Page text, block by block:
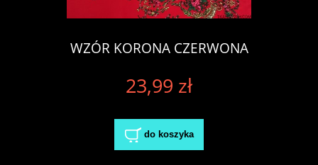
WZÓR KORONA CZERWONA
23,99 zł
do koszyka